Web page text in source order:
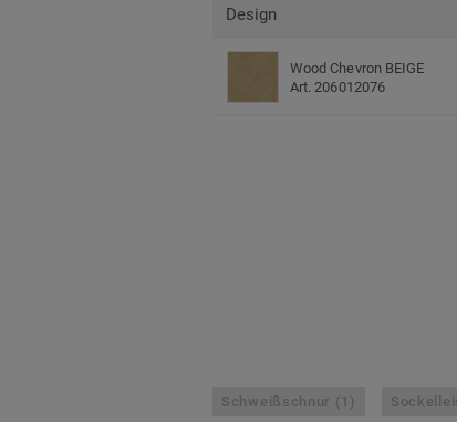
Design
Wood Chevron BEIGE
Art. 206012076
Schweißschnur (1)